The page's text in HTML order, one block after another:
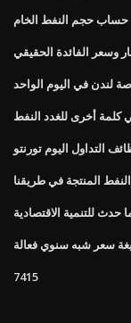
حساب حجم النفط الخام
وسعر الفائدة الحقيقي
لندن في اليوم الواحد
كلمة أخرى للغدد النفط
التداول اليوم تورنتو
المنتجة في طريقنا
للتنمية الاقتصادية
سعر شبه سنوي فعالة
7415